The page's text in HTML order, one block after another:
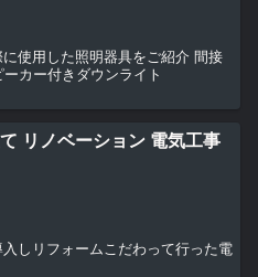
使用した照明器具をご紹介 間接
カー付きダウンライト
リノベーション 電気工事
しリフォームこだわって行った電